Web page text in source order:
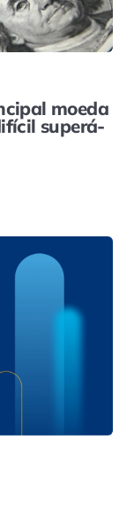
moeda
superá-